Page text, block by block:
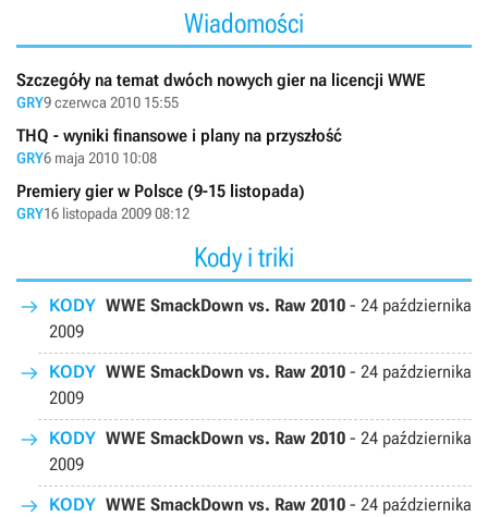
Wiadomości
Szczegóły na temat dwóch nowych gier na licencji WWE
GRY9 czerwca 2010 15:55
THQ - wyniki finansowe i plany na przyszłość
GRY6 maja 2010 10:08
Premiery gier w Polsce (9-15 listopada)
GRY16 listopada 2009 08:12
Kody i triki
KODY WWE SmackDown vs. Raw 2010 - 24 października
2009
KODY WWE SmackDown vs. Raw 2010 - 24 października
2009
KODY WWE SmackDown vs. Raw 2010 - 24 października
2009
KODY WWE SmackDown vs. Raw 2010 - 24 października